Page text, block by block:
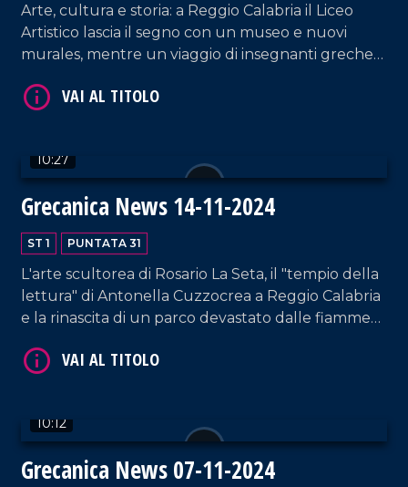
Arte, cultura e storia: a Reggio Calabria il Liceo
Artistico lascia il segno con un museo e nuovi
murales, mentre un viaggio di insegnanti greche
comunità grecaniche nel Risorgimento calabrese.
10:27
Grecanica News 14-11-2024
ST 1 PUNTATA 31
L'arte scultorea di Rosario La Seta, il "tempio della
lettura" di Antonella Cuzzocrea a Reggio Calabria
e la rinascita di un parco devastato dalle fiamme
10:12
Grecanica News 07-11-2024
VAI AL TITOLO
VAI AL TITOLO
VAI AL TITOLO